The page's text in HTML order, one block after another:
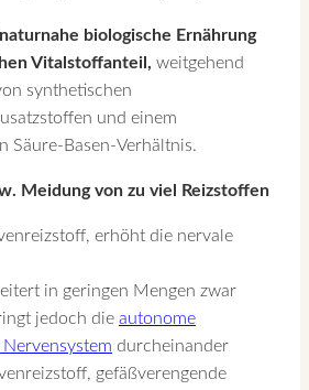
biologische Ernährung
Vitalstoffanteil, weitgehend
synthetischen
und einem
Säure-Basen-Verhältnis.
Meidung von zu viel Reizstoffen
erhöht die nervale
in geringen Mengen zwar
jedoch die autonome
durcheinander
gefäßverengende